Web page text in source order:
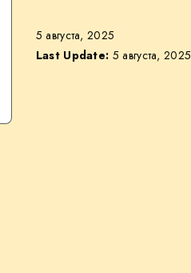
5 августа, 2025
Last Update: 5 августа, 2025